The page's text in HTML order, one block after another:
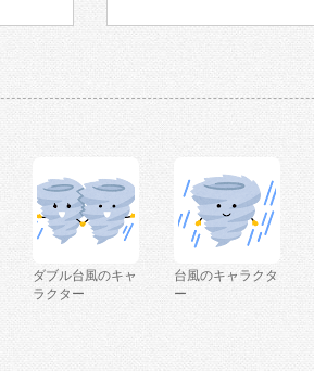
ダブル台風のキャ
ラクター
台風のキャラクタ
ー